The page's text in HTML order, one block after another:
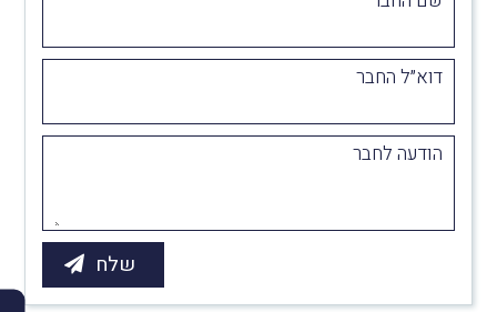
דוא״ל החבר
הודעה לחבר